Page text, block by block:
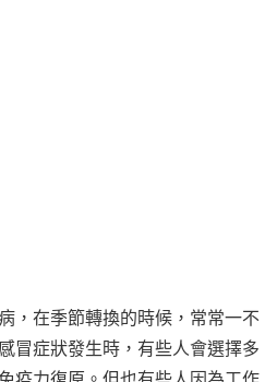
，在季節轉換的時候，常常一不
冒症狀發生時，有些人會選擇多